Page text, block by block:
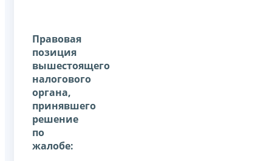
Правовая
позиция
вышестоящего
налогового
органа,
принявшего
решение
по
жалобе: